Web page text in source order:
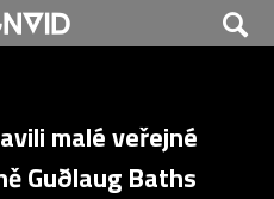
malé veřejné
Guðlaug Baths